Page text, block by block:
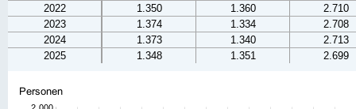
2022
1.350 1.360
2.710
2023
1.374 1.334
2.708
2024
1.373 1.340
2.713
2025
1.348 1.351 2.699